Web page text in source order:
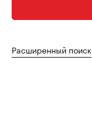
Расширенный поиск